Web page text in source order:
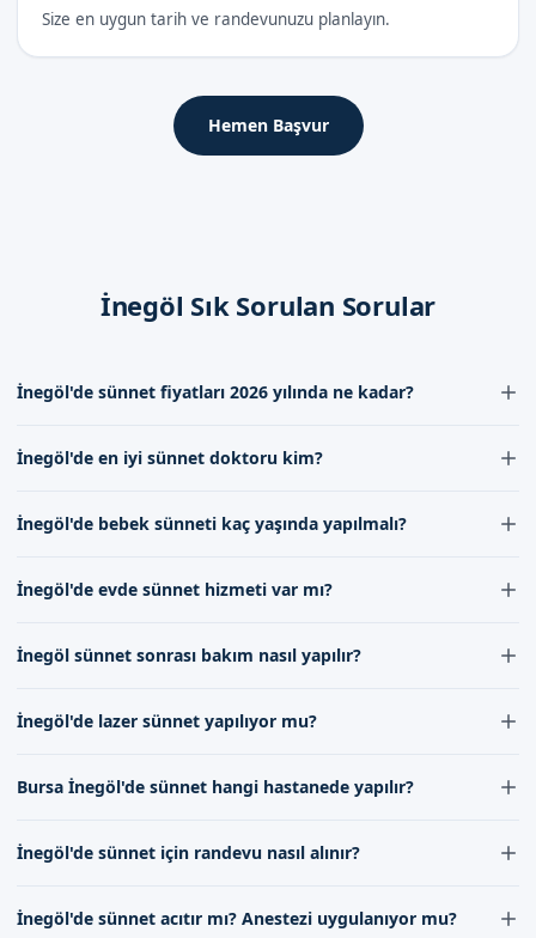
Size en uygun tarih ve randevunuzu planlayın.
Hemen Başvur
İnegöl Sık Sorulan Sorular
İnegöl'de sünnet fiyatları 2026 yılında ne kadar?
kullanılan malzemeye göre değişebilir. Bizim ekibimiz ile
fiyatları genellikle çocuğun yaşına ve sünnet türü gibi
İnegöl'de en iyi sünnet doktoru kim?
ile öne çıkan doktorumuzdur. Doktorumuz, çocuk
çocuğa özel önem gösterir. Randevu formumuz
alabilirsiniz.
İnegöl'de bebek sünneti kaç yaşında yapılmalı?
yapılır, ancak bu süre doktorun değerlendirmesine
farklı olduğunu dikkate alarak, ailelerin taleplerini ve
İnegöl'de evde sünnet hizmeti var mı?
hizmetin gerçekleştirilebilmesi için bazı şartlar vardır.
geçerek evde sünnet hizmeti hakkında daha detaylı
İnegöl sünnet sonrası bakım nasıl yapılır?
ve sağlıklı bir şekilde iyileşmesini sağlar. Doktorumuz,
verir ve必要 durumlarda destek olmaktan memnun
İnegöl'de lazer sünnet yapılıyor mu?
hizmetimiz modern ve güvenilir bir şekilde
göre daha az ağrı ve daha hızlı iyileşme sağlar.
Bursa İnegöl'de sünnet hangi hastanede yapılır?
tarafından hijyenik ve güvenli ortamlarda
çocuğun durumuna göre değişebilir, randevu
İnegöl'de sünnet için randevu nasıl alınır?
randevu formumuz aracılığıyla veya iletişimimizi
İnegöl'de sünnet acıtır mı? Anestezi uygulanıyor mu?